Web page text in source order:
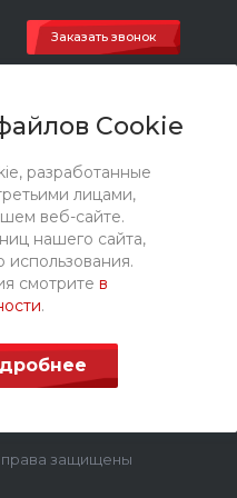
Cookie
разработанные
лицами,
веб-сайте.
нашего сайта,
использования.
смотрите в
.
Заказать звонок
стр.2
права защищены